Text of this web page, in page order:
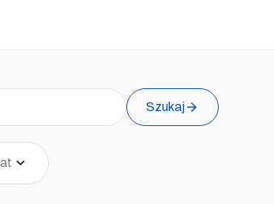
Szukaj